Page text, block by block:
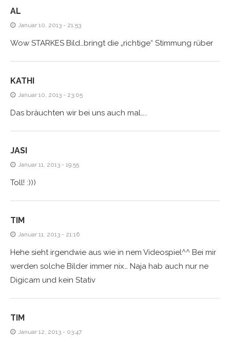
AL
Januar 10, 2013 - 21:53
Wow STARKES Bild…bringt die „richtige“ Stimmung rüber
KATHI
Januar 10, 2013 - 23:05
Das bräuchten wir bei uns auch mal…..
JASI
Januar 11, 2013 - 19:55
Toll! :)))
TIM
Januar 11, 2013 - 21:16
Hehe sieht irgendwie aus wie in nem Videospiel^^ Bei mir
werden solche Bilder immer nix… Naja hab auch nur ne
Digicam und kein Stativ
TIM
Januar 12, 2013 - 03:47